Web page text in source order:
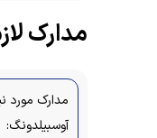
مدارک
مدارک مورد
آوسبیلدونگ: